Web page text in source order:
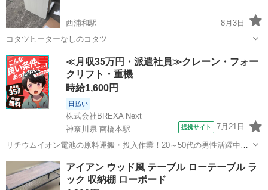
西浦和駅
8月3日
コタツヒーターなしのコタツ
埼玉 さいたま市 西浦和駅 テーブル
≪月収35万円・派遣社員≫クレーン・フォー
クリフト・重機
時給1,600円
日払い
株式会社BREXA Next
神奈川県 南橋本駅
提携サイト 7月21日
リチウムイオン電池の原料運搬・投入作業！20～50代の男性活躍中★
ワンルーム寮完備！赴任旅費会社負担！年間休日130日★フォークリフ
ト免許お持ちの方、活躍中！就業先食堂利用可★《神奈川県相模原
市》 人気の工場のお仕事 ◇電...
神奈川 相模原市 南橋本駅 その他
アイアン ウッド風 テーブル ローテーブル ラ
ック 収納棚 ローボード